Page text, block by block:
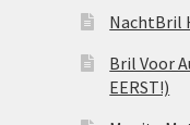
NachtBril
Bril Voor
EERST!)